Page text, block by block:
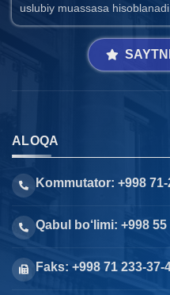
uslubiy muassasa hisoblanadi.
ALOQA
Kommutator: +998
Qabul bo‘limi: +998 55
Faks: +998 71 233-37-